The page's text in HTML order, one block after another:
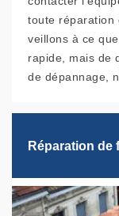
toute réparation
veillons à ce
rapide, mais de
de dépannage,
Réparation de